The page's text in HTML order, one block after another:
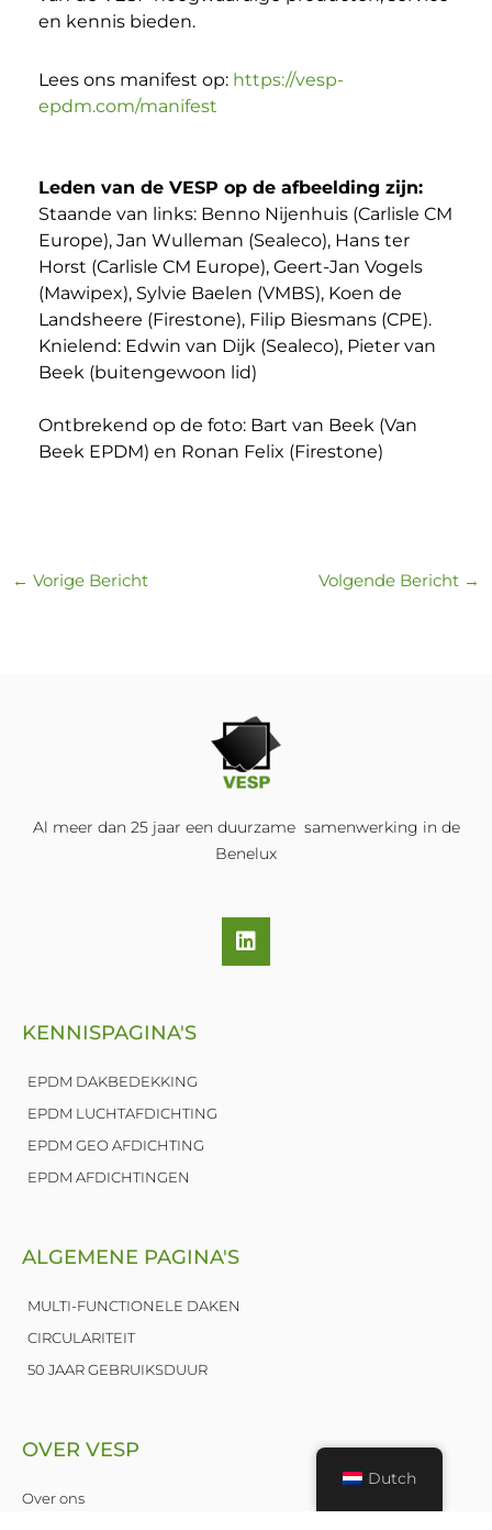
en kennis bieden.
Lees ons manifest op: https://vesp-
epdm.com/manifest
Leden van de VESP op de afbeelding zijn:
Staande van links: Benno Nijenhuis (Carlisle CM
Europe), Jan Wulleman (Sealeco), Hans ter
Horst (Carlisle CM Europe), Geert-Jan Vogels
(Mawipex), Sylvie Baelen (VMBS), Koen de
Landsheere (Firestone), Filip Biesmans (CPE).
Knielend: Edwin van Dijk (Sealeco), Pieter van
Beek (buitengewoon lid)
Ontbrekend op de foto: Bart van Beek (Van
Beek EPDM) en Ronan Felix (Firestone)
← Vorige Bericht Volgende Bericht →
Al meer dan 25 jaar een duurzame samenwerking in de
Benelux
L
i
n
KENNISPAGINA'S
EPDM DAKBEDEKKING
EPDM LUCHTAFDICHTING
EPDM GEO AFDICHTING
EPDM AFDICHTINGEN
ALGEMENE PAGINA'S
MULTI-FUNCTIONELE DAKEN
CIRCULARITEIT
50 JAAR GEBRUIKSDUUR
OVER VESP
Over ons
Dutch